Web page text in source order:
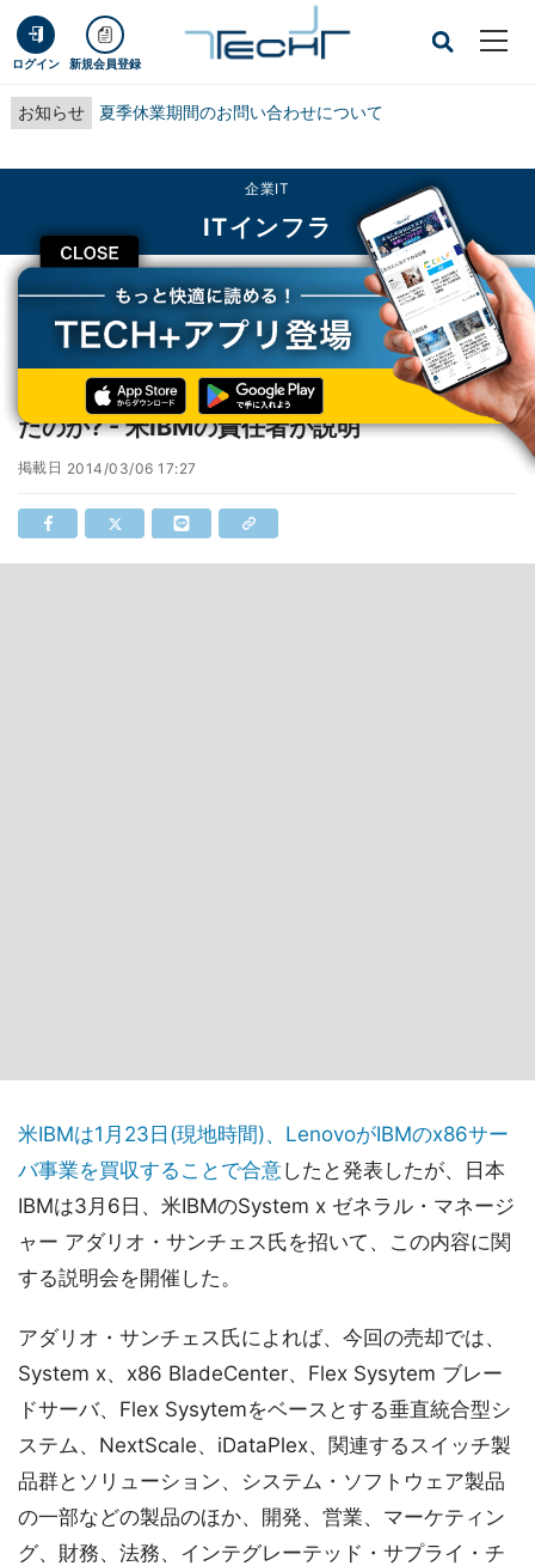
ログイン 新規会員登録
お知らせ 夏季休業期間のお問い合わせについて
CLOSE
企業IT
ITインフラ
TECH+ 企業IT
ITインフラ
IBMは、なぜx86サーバ事業をレノボに売却したのか? - 米IBMの責任者が説明
IBMは、なぜx86サーバ事業をレノボに売却し
たのか? - 米IBMの責任者が説明
掲載日 2014/03/06 17:27
米IBMは1月23日(現地時間)、LenovoがIBMのx86サー
バ事業を買収することで合意したと発表したが、日本
IBMは3月6日、米IBMのSystem x ゼネラル・マネージ
ャー アダリオ・サンチェス氏を招いて、この内容に関
する説明会を開催した。
アダリオ・サンチェス氏によれば、今回の売却では、
System x、x86 BladeCenter、Flex Sysytem ブレー
ドサーバ、Flex Sysytemをベースとする垂直統合型シ
ステム、NextScale、iDataPlex、関連するスイッチ製
品群とソリューション、システム・ソフトウェア製品
の一部などの製品のほか、開発、営業、マーケティン
グ、財務、法務、インテグレーテッド・サプライ・チ